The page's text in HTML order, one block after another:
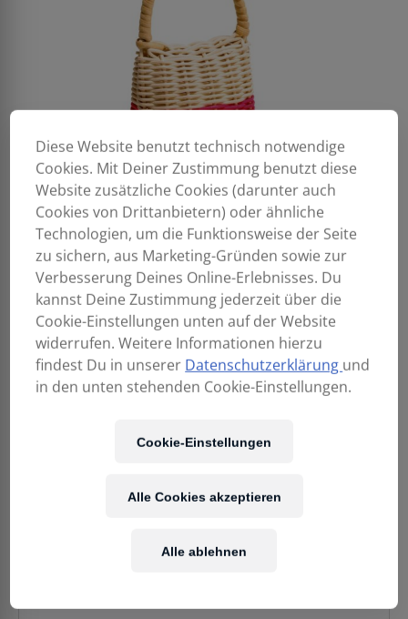
zzgl. Versand
Diese Website benutzt technisch notwendige
Cookies. Mit Deiner Zustimmung benutzt diese
Website zusätzliche Cookies (darunter auch
Cookies von Drittanbietern) oder ähnliche
Technologien, um die Funktionsweise der Seite
zu sichern, aus Marketing-Gründen sowie zur
Verbesserung Deines Online-Erlebnisses. Du
kannst Deine Zustimmung jederzeit über die
Cookie-Einstellungen unten auf der Website
widerrufen. Weitere Informationen hierzu
findest Du in unserer Datenschutzerklärung und
in den unten stehenden Cookie-Einstellungen.
Cookie-Einstellungen
Alle ablehnen
Alle Cookies akzeptieren